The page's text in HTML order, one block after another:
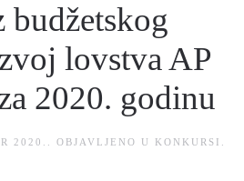
budžetskog
lovstva AP
2020. godinu
2020. . OBJAVLJENO U KONKURSI